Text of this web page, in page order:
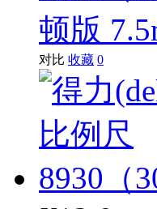
顿版
对比 收藏 0